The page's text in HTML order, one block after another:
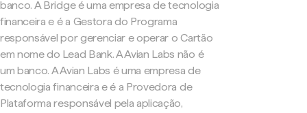
banco. A Bridge é uma empresa de tecnologia
financeira e é a Gestora do Programa
responsável por gerenciar e operar o Cartão
em nome do Lead Bank. A Avian Labs não é
um banco. A Avian Labs é uma empresa de
tecnologia financeira e é a Provedora de
Plataforma responsável pela aplicação,